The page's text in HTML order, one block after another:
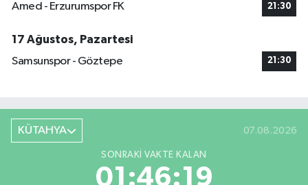
Amed - Erzurumspor FK 21:30
17 Ağustos, Pazartesi
Samsunspor - Göztepe
21:30
KÜTAHYA 07.08.2026
SONRAKI VAKTE KALAN
01:46:18